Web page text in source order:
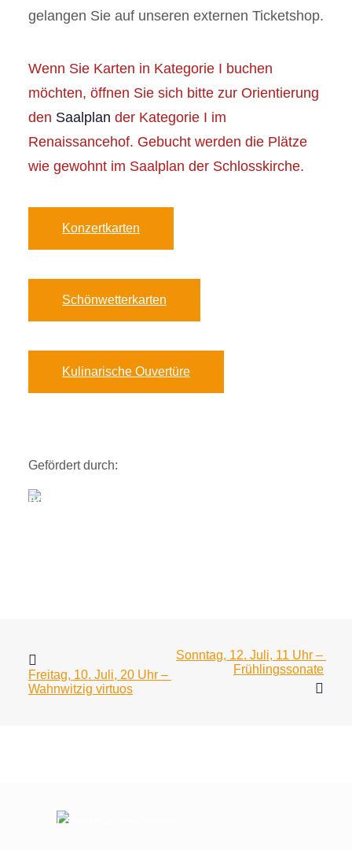
gelangen Sie auf unseren externen Ticketshop.
Wenn Sie Karten in Kategorie I buchen
möchten, öffnen Sie sich bitte zur Orientierung
den Saalplan der Kategorie I im
Renaissancehof. Gebucht werden die Plätze
wie gewohnt im Saalplan der Schlosskirche.
Konzertkarten
Schönwetterkarten
Kulinarische Ouvertüre
Gefördert durch:
Freitag, 10. Juli, 20 Uhr –
Wahnwitzig virtuos
Sonntag, 12. Juli, 11 Uhr –
Frühlingssonate